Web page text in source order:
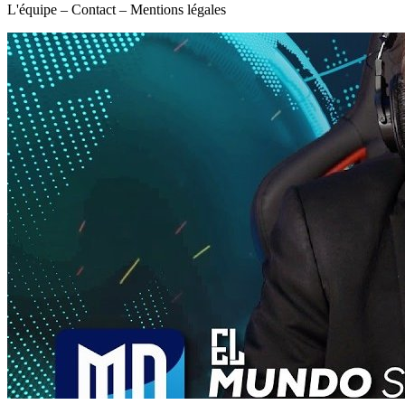
L'équipe – Contact – Mentions légales